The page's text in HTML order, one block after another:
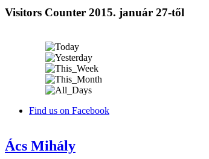
Visitors Counter 2015. január 27-től
Find us on Facebook
Ács Mihály